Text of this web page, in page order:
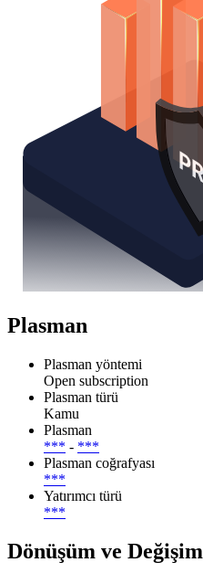
Plasman
Plasman yöntemi
Open subscription
Plasman türü
Kamu
Plasman
*** - ***
Plasman coğrafyası
***
Yatırımcı türü
***
Dönüşüm ve Değişim